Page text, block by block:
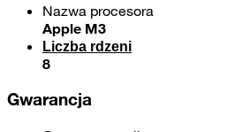
Nazwa procesora
Apple M3
Liczba rdzeni
8
Gwarancja